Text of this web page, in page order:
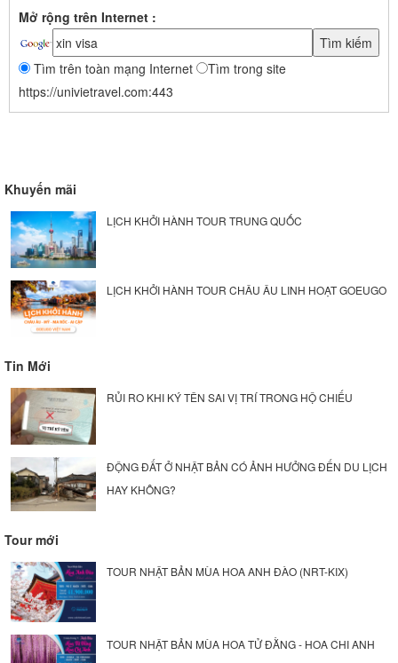
Mở rộng trên Internet :
Tìm trên toàn mạng Internet
Tìm trong site
https://univietravel.com:443
Khuyến mãi
LỊCH KHỞI HÀNH TOUR TRUNG QUỐC
LỊCH KHỞI HÀNH TOUR CHÂU ÂU LINH HOẠT GOEUGO
Tin Mới
RỦI RO KHI KÝ TÊN SAI VỊ TRÍ TRONG HỘ CHIẾU
ĐỘNG ĐẤT Ở NHẬT BẢN CÓ ẢNH HƯỞNG ĐẾN DU LỊCH
HAY KHÔNG?
Tour mới
TOUR NHẬT BẢN MÙA HOA ANH ĐÀO (NRT-KIX)
TOUR NHẬT BẢN MÙA HOA TỬ ĐẰNG - HOA CHI ANH